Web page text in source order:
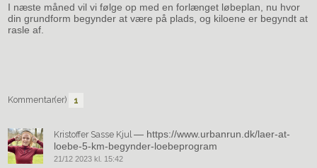
I næste måned vil vi følge op med en forlænget løbeplan, nu hvor
din grundform begynder at være på plads, og kiloene er begyndt at
rasle af.
Kommentar(er) 1
Kristoffer Sasse Kjul — https://www.urbanrun.dk/laer-at-
loebe-5-km-begynder-loebeprogram
21/12 2023 kl. 15:42